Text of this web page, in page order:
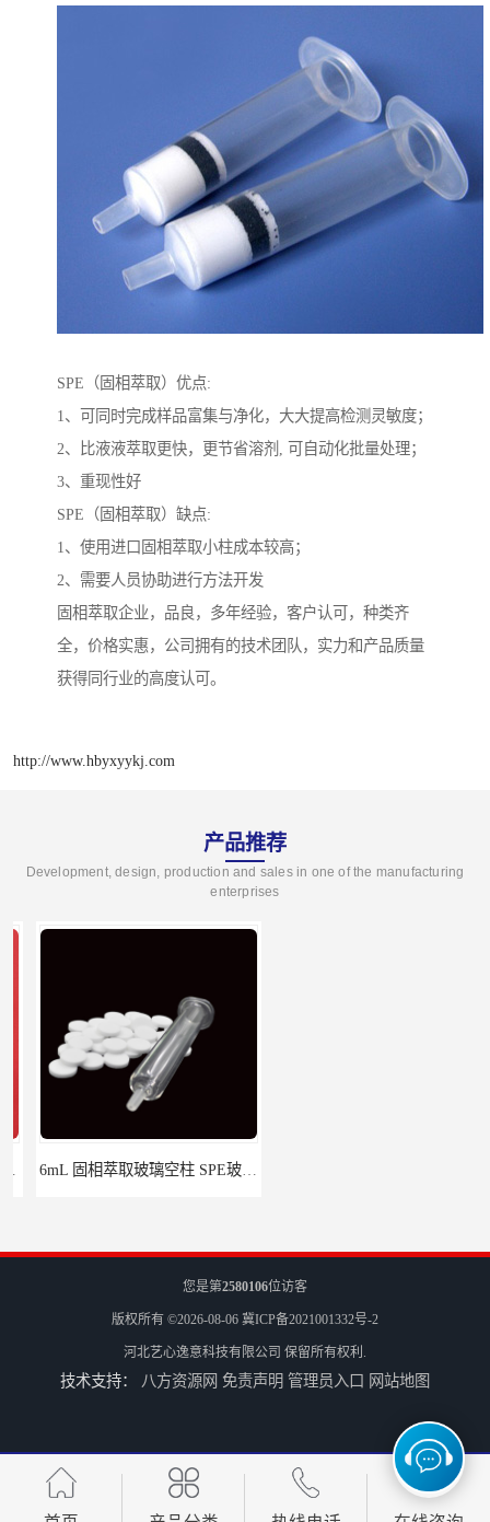
SPE（固相萃取）优点:
1、可同时完成样品富集与净化，大大提高检测灵敏度；
2、比液液萃取更快，更节省溶剂, 可自动化批量处理；
3、重现性好
SPE（固相萃取）缺点:
1、使用进口固相萃取小柱成本较高；
2、需要人员协助进行方法开发
固相萃取企业，品良，多年经验，客户认可，种类齐
全，价格实惠，公司拥有的技术团队，实力和产品质量
获得同行业的高度认可。
http://www.hbyxyykj.com
产品推荐
Development, design, production and sales in one of the manufacturing
enterprises
6mL 固相萃取玻璃空柱 SPE玻璃空柱
您是第2580106位访客
版权所有 ©2026-08-06 冀ICP备2021001332号-2
河北艺心逸意科技有限公司 保留所有权利.
技术支持： 八方资源网 免责声明 管理员入口 网站地图